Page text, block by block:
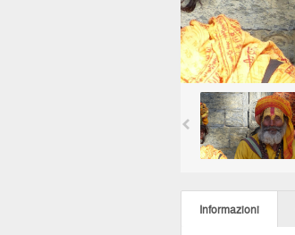
Informazioni